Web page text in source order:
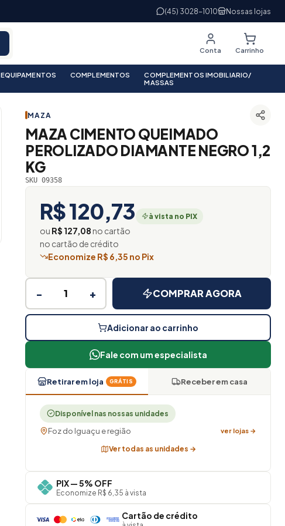
(45) 3028-1010 Nossas lojas
Conta Carrinho
EQUIPAMENTOS COMPLEMENTOS
COMPLEMENTOS IMOBILIARIO/
MASSAS
MAZA
MAZA CIMENTO QUEIMADO
PEROLIZADO DIAMANTE NEGRO 1,2
KG
SKU 09358
R$ 120,73 à vista no PIX
ou R$ 127,08no cartão
no cartão de crédito
Economize R$ 6,35 no Pix
− + COMPRAR AGORA
Adicionar ao carrinho
Fale com um especialista
Retirar em loja GRÁTIS Receber em casa
Disponível nas nossas unidades
Foz do Iguaçu e região ver lojas →
Ver todas as unidades →
PIX — 5% OFF
Economize R$ 6,35 à vista
Cartão de crédito